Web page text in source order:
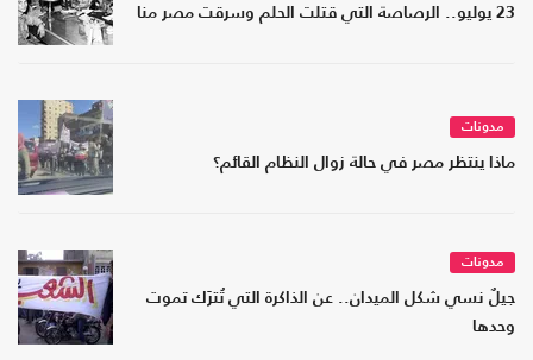
23 يوليو.. الرصاصة التي قتلت الحلم وسرقت مصر منا
مدونات
ماذا ينتظر مصر في حالة زوال النظام القائم؟
مدونات
جيلٌ نسي شكل الميدان.. عن الذاكرة التي تُترَك تموت
وحدها